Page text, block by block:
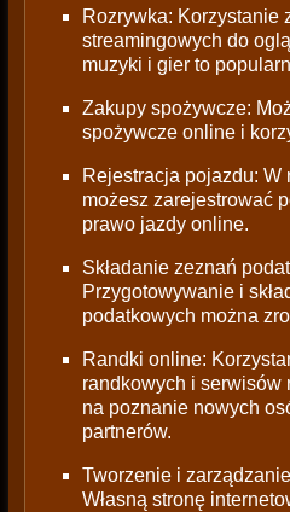
Rozrywka: Korzystanie
streamingowych do
muzyki i gier to
Zakupy spożywcze:
spożywcze online i
Rejestracja pojazdu: W
możesz zarejestrować
prawo jazdy online.
Składanie zeznań
Przygotowywanie i
podatkowych można
Randki online:
randkowych i serwisów
na poznanie nowych
partnerów.
Tworzenie i
Własną stronę